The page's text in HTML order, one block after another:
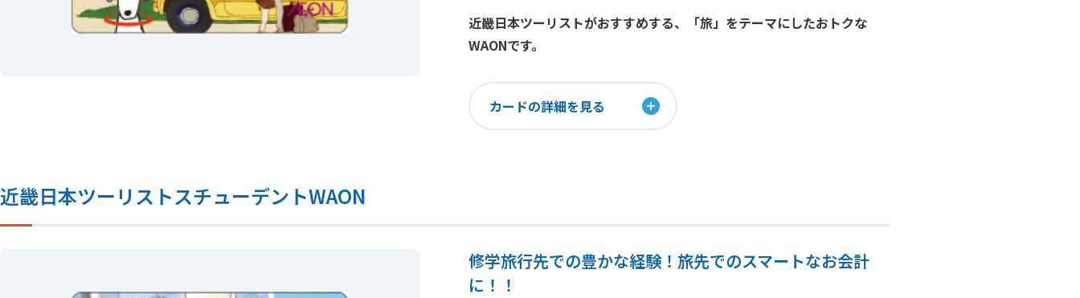
近畿日本ツーリストがおすすめする、「旅」をテーマにしたおトクな
WAONです。
カードの詳細を見る
近畿日本ツーリストスチューデントWAON
修学旅行先での豊かな経験！旅先でのスマートなお会計
に！！